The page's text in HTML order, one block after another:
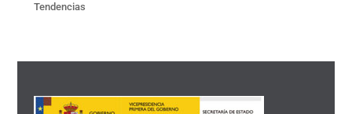
Tendencias